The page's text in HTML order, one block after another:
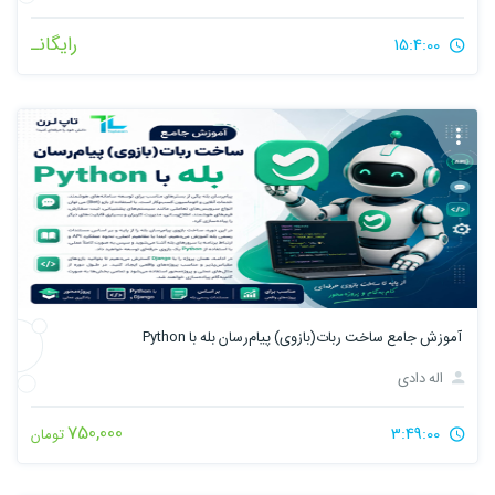
رایگانـ
آموزش جامع ساخت ربات(بازوی) پیام‌رسان بله با Python
اله دادی
750,000تومان